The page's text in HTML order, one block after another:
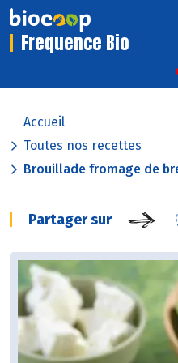
Frequence Bio
Accueil
Toutes nos recettes
Brouillade fromage de
Partager sur